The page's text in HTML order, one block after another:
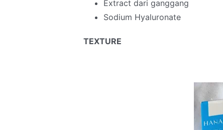
Extract dari ganggang
Sodium Hyaluronate
TEXTURE